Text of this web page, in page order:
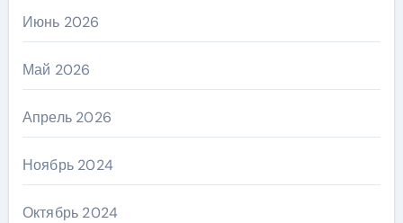
Июнь 2026
Май 2026
Апрель 2026
Ноябрь 2024
Октябрь 2024